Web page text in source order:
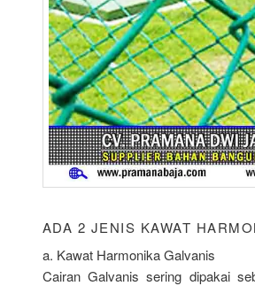
ADA 2 JENIS KAWAT
a. Kawat Harmonika Galvanis
Cairan Galvanis sering dipakai